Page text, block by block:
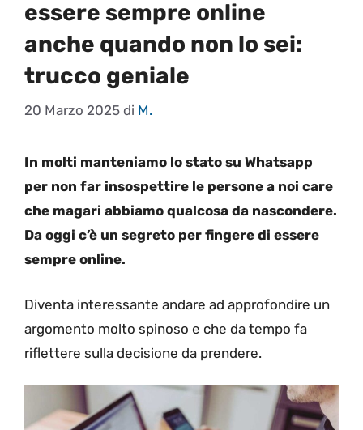
essere sempre online
anche quando non lo sei:
trucco geniale
20 Marzo 2025 di M.
In molti manteniamo lo stato su Whatsapp
per non far insospettire le persone a noi care
che magari abbiamo qualcosa da nascondere.
Da oggi c’è un segreto per fingere di essere
sempre online.
Diventa interessante andare ad approfondire un
argomento molto spinoso e che da tempo fa
riflettere sulla decisione da prendere.